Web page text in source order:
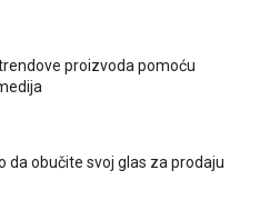
proizvoda pomoću
da obučite svoj glas za prodaju